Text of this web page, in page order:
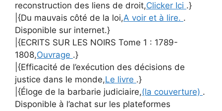
reconstruction des liens de droit,Clicker Ici .}
|{Du mauvais côté de la loi,A voir et à lire. .
Disponible sur internet.}
|{ECRITS SUR LES NOIRS Tome 1 : 1789-
1808,Ouvrage .}
|{Efficacité de l’exécution des décisions de
justice dans le monde,Le livre .}
|{Éloge de la barbarie judiciaire,(la couverture) .
Disponible à l’achat sur les plateformes